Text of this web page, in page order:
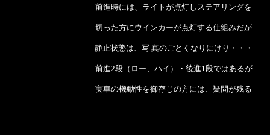
前進時には、ライトが点灯しステアリングを
切った方にウインカーが点灯する仕組みだが
静止状態は、写 真のごとくなりにけり・・・
前進2段（ロー、ハイ）・後進1段ではあるが
実車の機動性を御存じの方には、疑問が残る